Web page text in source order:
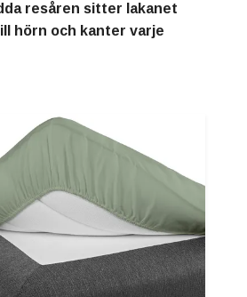
resåren sitter lakanet
hörn och kanter varje